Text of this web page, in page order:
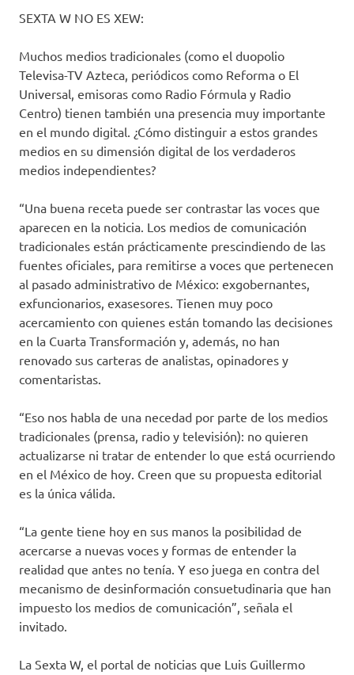
SEXTA W NO ES XEW:
Muchos medios tradicionales (como el duopolio
Televisa-TV Azteca, periódicos como Reforma o El
Universal, emisoras como Radio Fórmula y Radio
Centro) tienen también una presencia muy importante
en el mundo digital. ¿Cómo distinguir a estos grandes
medios en su dimensión digital de los verdaderos
medios independientes?
“Una buena receta puede ser contrastar las voces que
aparecen en la noticia. Los medios de comunicación
tradicionales están prácticamente prescindiendo de las
fuentes oficiales, para remitirse a voces que pertenecen
al pasado administrativo de México: exgobernantes,
exfuncionarios, exasesores. Tienen muy poco
acercamiento con quienes están tomando las decisiones
en la Cuarta Transformación y, además, no han
renovado sus carteras de analistas, opinadores y
comentaristas.
“Eso nos habla de una necedad por parte de los medios
tradicionales (prensa, radio y televisión): no quieren
actualizarse ni tratar de entender lo que está ocurriendo
en el México de hoy. Creen que su propuesta editorial
es la única válida.
“La gente tiene hoy en sus manos la posibilidad de
acercarse a nuevas voces y formas de entender la
realidad que antes no tenía. Y eso juega en contra del
mecanismo de desinformación consuetudinaria que han
impuesto los medios de comunicación”, señala el
invitado.
La Sexta W, el portal de noticias que Luis Guillermo